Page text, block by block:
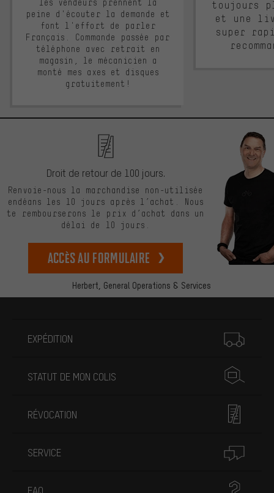
les vendeurs prennent la
peine d'écouter la demande et
font l'effort de parler
Français. Commande passée par
téléphone avec retrait en
magasin, le mécanicien a
monté mes axes et disques
gratuitement!
toujours
et une
super
Herbert, General Operations & Services
Droit de retour de 100 jours.
Renvoie-nous la marchandise non-utilisée
endéans les 10 jours après l’achat. Nous
te rembourserons le prix d’achat dans un
délai de 10 jours.
Accès au formulaire
EXPÉDITION
STATUT DE MON COLIS
RÉVOCATION
SERVICE
FAQ